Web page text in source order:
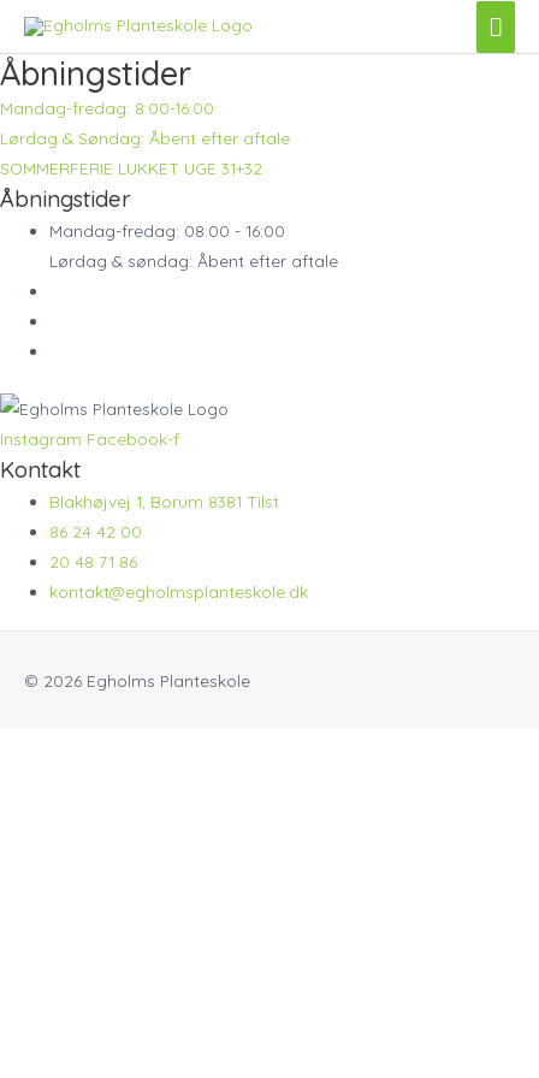
Skip
content
Åbningstider
Mandag-fredag: 8:00-16:00
Lørdag & Søndag: Åbent efter aftale
SOMMERFERIE LUKKET UGE 31+32
Åbningstider
Mandag-fredag: 08:00 - 16:00
Lørdag & søndag: Åbent efter aftale
Instagram Facebook-f
Kontakt
Blakhøjvej 1, Borum 8381 Tilst
86 24 42 00
20 48 71 86
kontakt@egholmsplanteskole.dk
© 2026 Egholms Planteskole